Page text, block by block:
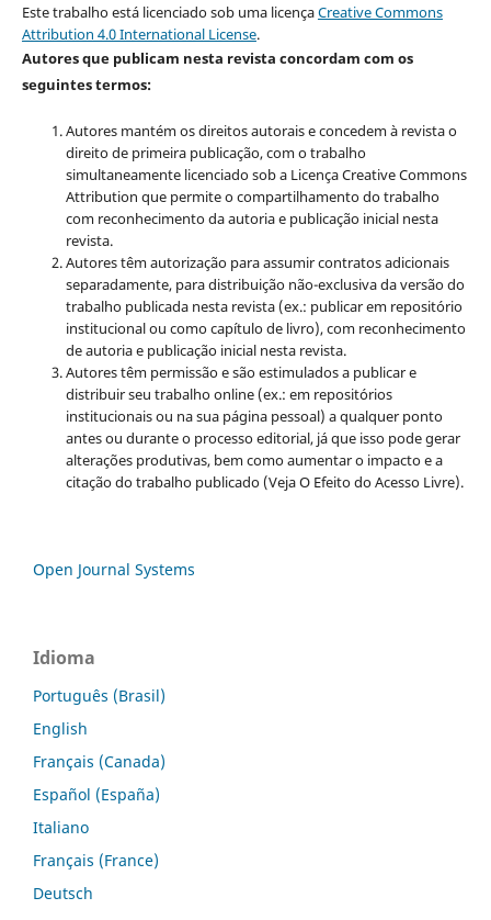
Este trabalho está licenciado sob uma licençaCreative Commons
Attribution 4.0 International License.
Autores que publicam nesta revista concordam com os
seguintes termos:
Autores mantém os direitos autorais e concedem à revista o
direito de primeira publicação, com o trabalho
simultaneamente licenciado sob a Licença Creative Commons
Attribution que permite o compartilhamento do trabalho
com reconhecimento da autoria e publicação inicial nesta
revista.
Autores têm autorização para assumir contratos adicionais
separadamente, para distribuição não-exclusiva da versão do
trabalho publicada nesta revista (ex.: publicar em repositório
institucional ou como capítulo de livro), com reconhecimento
de autoria e publicação inicial nesta revista.
Autores têm permissão e são estimulados a publicar e
distribuir seu trabalho online (ex.: em repositórios
institucionais ou na sua página pessoal) a qualquer ponto
antes ou durante o processo editorial, já que isso pode gerar
alterações produtivas, bem como aumentar o impacto e a
citação do trabalho publicado (Veja O Efeito do Acesso Livre).
Open Journal Systems
Idioma
Português (Brasil)
English
Français (Canada)
Español (España)
Italiano
Français (France)
Deutsch